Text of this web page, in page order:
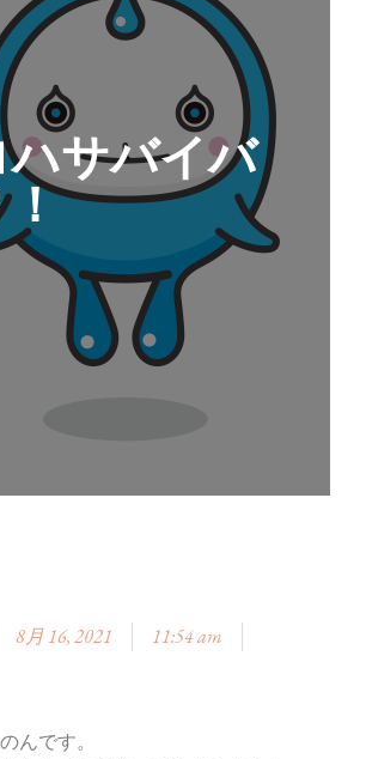
ハサバイバ
8月 16, 2021
11:54 am
んです。